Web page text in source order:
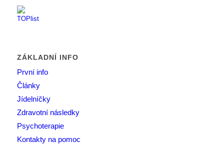
ZÁKLADNÍ INFO
První info
Články
Jídelníčky
Zdravotní následky
Psychoterapie
Kontakty na pomoc